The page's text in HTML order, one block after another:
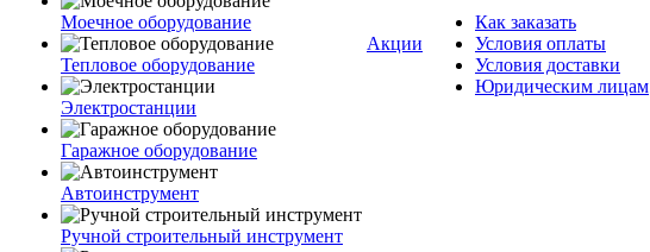
Моечное оборудование
Тепловое оборудование
Электростанции
Гаражное оборудование
Автоинструмент
Ручной строительный инструмент
Акции
Как заказать
Условия оплаты
Условия доставки
Юридическим лицам